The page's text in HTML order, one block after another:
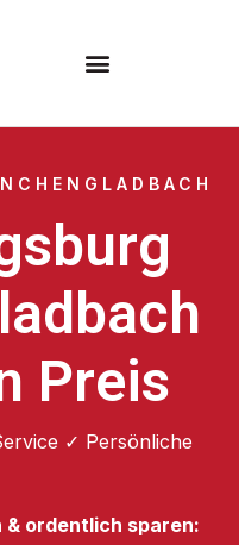
Preis
✓ Persönliche
ordentlich sparen: